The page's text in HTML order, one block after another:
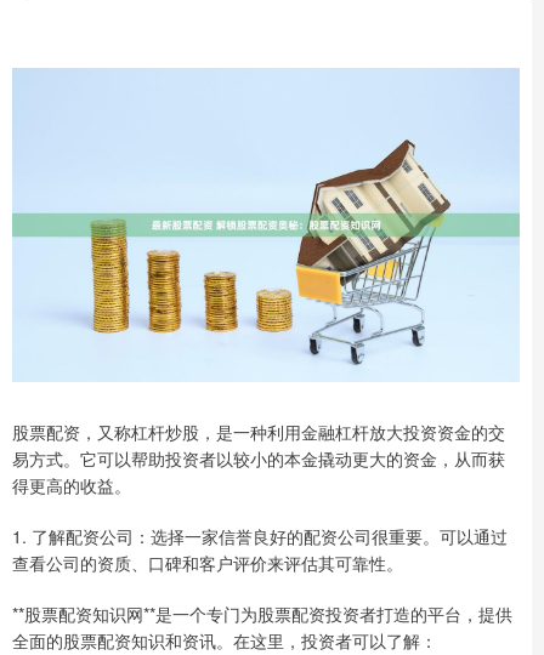
股票配资，又称杠杆炒股，是一种利用金融杠杆放大投资资金的交
易方式。它可以帮助投资者以较小的本金撬动更大的资金，从而获
得更高的收益。
1. 了解配资公司：选择一家信誉良好的配资公司很重要。可以通过
查看公司的资质、口碑和客户评价来评估其可靠性。
**股票配资知识网**是一个专门为股票配资投资者打造的平台，提供
全面的股票配资知识和资讯。在这里，投资者可以了解：